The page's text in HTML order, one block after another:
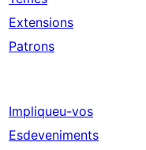
Extensions
Patrons
Impliqueu-vos
Esdeveniments